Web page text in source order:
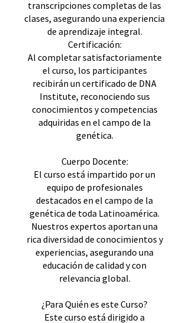
transcripciones completas de las
clases, asegurando una experiencia
de aprendizaje integral.
Certificación:
Al completar satisfactoriamente
el curso, los participantes
recibirán un certificado de DNA
Institute, reconociendo sus
conocimientos y competencias
adquiridas en el campo de la
genética.
Cuerpo Docente:
El curso está impartido por un
equipo de profesionales
destacados en el campo de la
genética de toda Latinoamérica.
Nuestros expertos aportan una
rica diversidad de conocimientos y
experiencias, asegurando una
educación de calidad y con
relevancia global.
¿Para Quién es este Curso?
Este curso está dirigido a